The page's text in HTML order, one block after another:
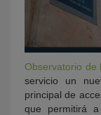
Observatorio de
servicio un
principal de
que permitirá